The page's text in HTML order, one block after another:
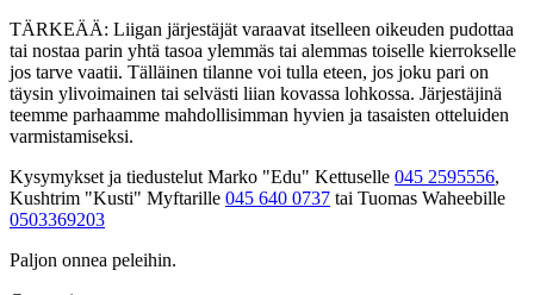
TÄRKEÄÄ: Liigan järjestäjät varaavat itselleen oikeuden pudottaa
tai nostaa parin yhtä tasoa ylemmäs tai alemmas toiselle kierrokselle
jos tarve vaatii. Tälläinen tilanne voi tulla eteen, jos joku pari on
täysin ylivoimainen tai selvästi liian kovassa lohkossa. Järjestäjinä
teemme parhaamme mahdollisimman hyvien ja tasaisten otteluiden
varmistamiseksi.
Kysymykset ja tiedustelut Marko "Edu" Kettuselle 045 2595556,
Kushtrim "Kusti" Myftarille 045 640 0737 tai Tuomas Waheebille
0503369203
Paljon onnea peleihin.